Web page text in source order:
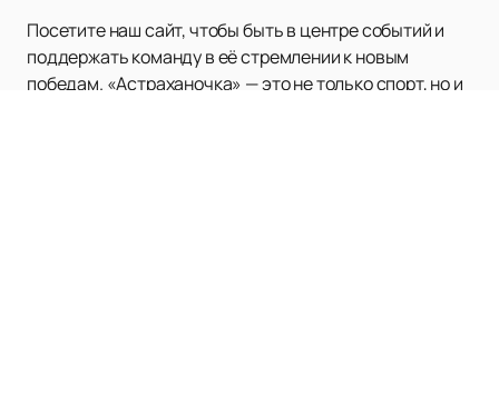
Посетите наш сайт, чтобы быть в центре событий и
поддержать команду в её стремлении к новым
победам. «Астраханочка» — это не только спорт, но и